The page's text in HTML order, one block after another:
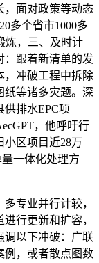
，面对政策等动态
多个省市1000多
炼，三、及时计
：跟着新清单的发
，冲破工程中拆除
纸等诸多灾题。深
排水EPC项
，他呼吁行
小区项目近28万
一体化处理方
专业并行计较，
行更新和扩容，
调以下冲破：广联
例，或者散点图数